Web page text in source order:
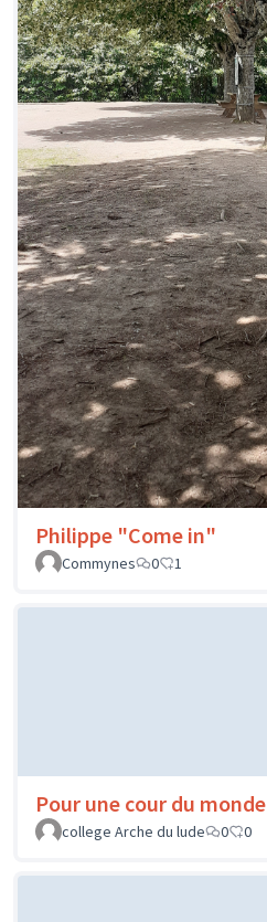
Philippe "Come in"
Commynes
0 1
Pour une cour du monde
college Arche du lude
0 0